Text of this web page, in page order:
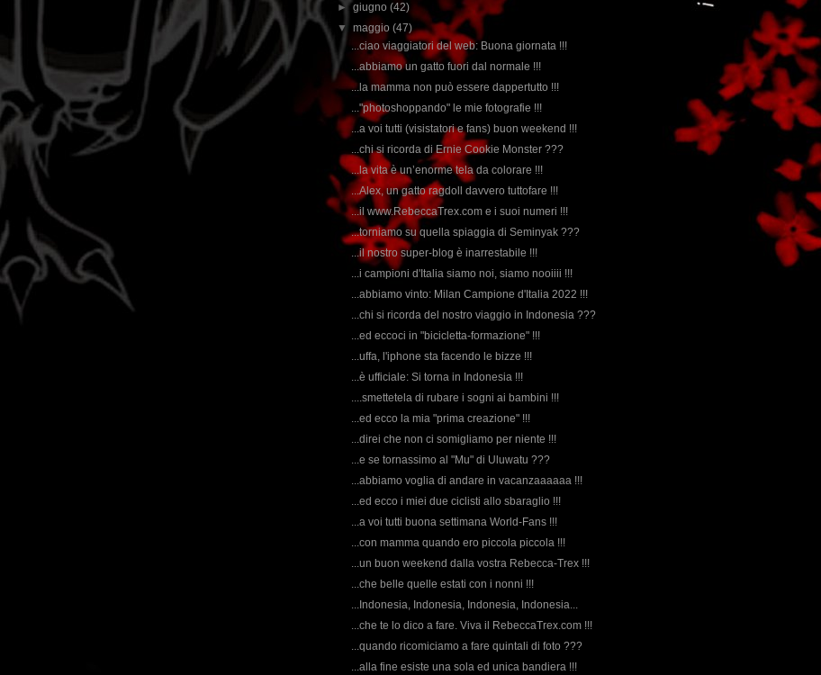
►giugno(42)
▼maggio(47)
...ciao viaggiatori del web: Buona giornata !!!
...abbiamo un gatto fuori dal normale !!!
...la mamma non può essere dappertutto !!!
..."photoshoppando" le mie fotografie !!!
...a voi tutti (visistatori e fans) buon weekend !!!
...chi si ricorda di Ernie Cookie Monster ???
...la vita è un’enorme tela da colorare !!!
...Alex, un gatto ragdoll davvero tuttofare !!!
...il www.RebeccaTrex.com e i suoi numeri !!!
...torniamo su quella spiaggia di Seminyak ???
...il nostro super-blog è inarrestabile !!!
...i campioni d'Italia siamo noi, siamo nooiiii !!!
...abbiamo vinto: Milan Campione d'Italia 2022 !!!
...chi si ricorda del nostro viaggio in Indonesia ???
...ed eccoci in "bicicletta-formazione" !!!
...uffa, l'iphone sta facendo le bizze !!!
...è ufficiale: Si torna in Indonesia !!!
....smettetela di rubare i sogni ai bambini !!!
...ed ecco la mia "prima creazione" !!!
...direi che non ci somigliamo per niente !!!
...e se tornassimo al "Mu" di Uluwatu ???
...abbiamo voglia di andare in vacanzaaaaaa !!!
...ed ecco i miei due ciclisti allo sbaraglio !!!
...a voi tutti buona settimana World-Fans !!!
...con mamma quando ero piccola piccola !!!
...un buon weekend dalla vostra Rebecca-Trex !!!
...che belle quelle estati con i nonni !!!
...Indonesia, Indonesia, Indonesia, Indonesia...
...che te lo dico a fare. Viva il RebeccaTrex.com !!!
...quando ricomiciamo a fare quintali di foto ???
...alla fine esiste una sola ed unica bandiera !!!